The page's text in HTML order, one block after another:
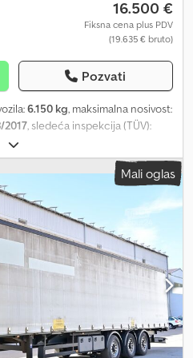
16.500 €
Fiksna cena plus PDV
(19.635 € bruto)
Pozvati
6.150 kg, maksimalna nosivost:
2017, sledeća inspekcija (TÜV):
mm
prednje gume:385 / 65 R
kg, Mali oglas